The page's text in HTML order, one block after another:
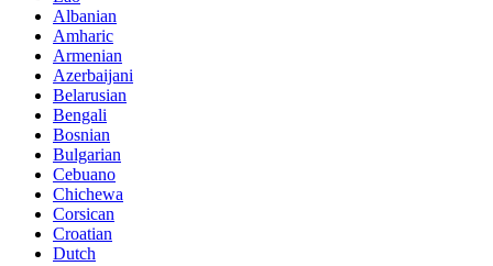
Albanian
Amharic
Armenian
Azerbaijani
Belarusian
Bengali
Bosnian
Bulgarian
Cebuano
Chichewa
Corsican
Croatian
Dutch